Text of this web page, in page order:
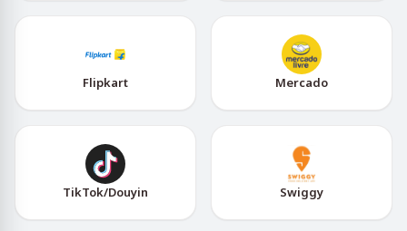
Flipkart Mercado
TikTok/Douyin Swiggy